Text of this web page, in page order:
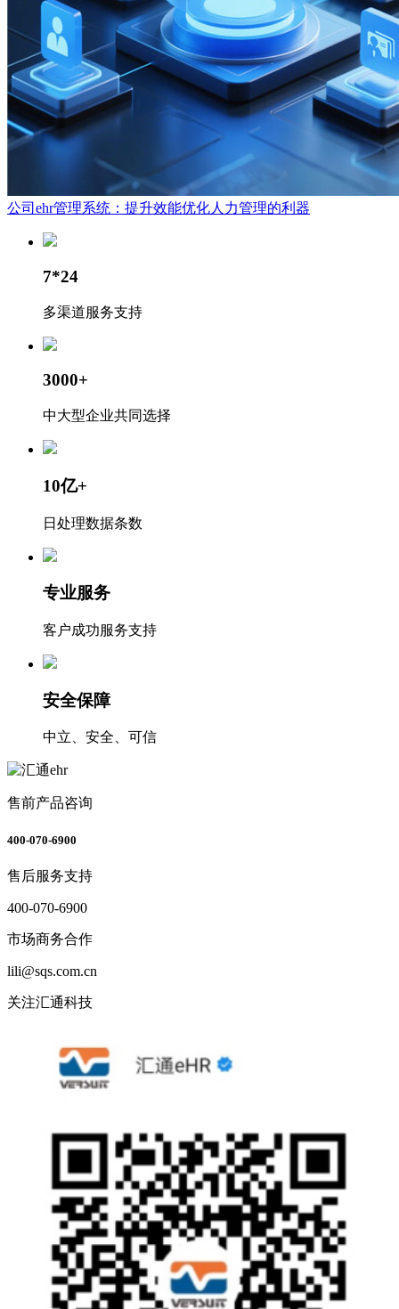
公司ehr管理系统：提升效能优化人力管理的利器
7*24
多渠道服务支持
3000+
中大型企业共同选择
10亿+
日处理数据条数
专业服务
客户成功服务支持
安全保障
中立、安全、可信
售前产品咨询
400-070-6900
售后服务支持
400-070-6900
市场商务合作
lili@sqs.com.cn
关注汇通科技